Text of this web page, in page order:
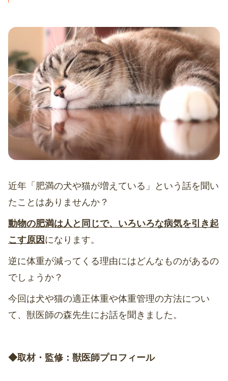
近年「肥満の犬や猫が増えている」という話を聞い
たことはありませんか？
動物の肥満は人と同じで、いろいろな病気を引き起
こす原因 になります。
逆に体重が減ってくる理由にはどんなものがあるの
でしょうか？
今回は犬や猫の適正体重や体重管理の方法につい
て、獣医師の森先生にお話を聞きました。
◆取材・監修：獣医師プロフィール